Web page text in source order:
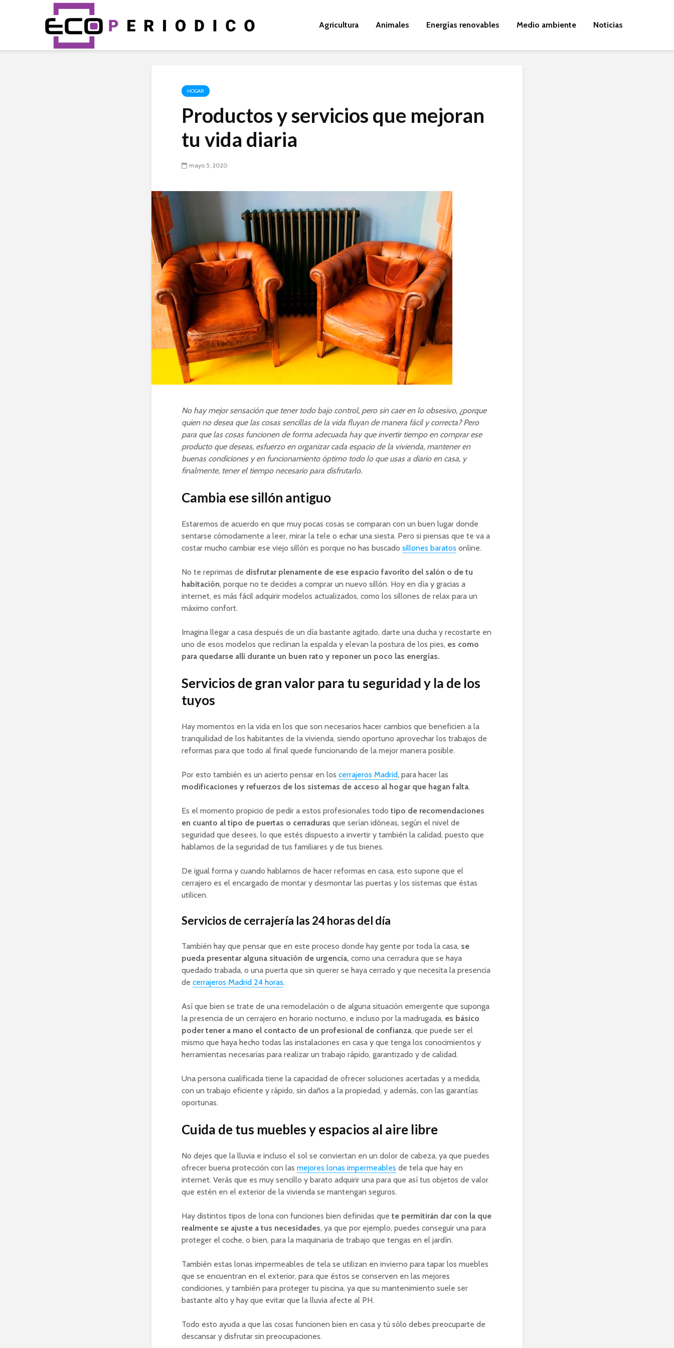
Agricultura Animales Energías renovables Medio ambiente Noticias
HOGAR
Productos y servicios que mejoran
tu vida diaria
mayo 5, 2020
No hay mejor sensación que tener todo bajo control, pero sin caer en lo obsesivo, ¿porque
quien no desea que las cosas sencillas de la vida fluyan de manera fácil y correcta? Pero
para que las cosas funcionen de forma adecuada hay que invertir tiempo en comprar ese
producto que deseas, esfuerzo en organizar cada espacio de la vivienda, mantener en
buenas condiciones y en funcionamiento óptimo todo lo que usas a diario en casa, y
finalmente, tener el tiempo necesario para disfrutarlo.
Cambia ese sillón antiguo
Estaremos de acuerdo en que muy pocas cosas se comparan con un buen lugar donde
sentarse cómodamente a leer, mirar la tele o echar una siesta. Pero si piensas que te va a
costar mucho cambiar ese viejo sillón es porque no has buscado sillones baratos online.
No te reprimas de disfrutar plenamente de ese espacio favorito del salón o de tu
habitación, porque no te decides a comprar un nuevo sillón. Hoy en día y gracias a
internet, es más fácil adquirir modelos actualizados, como los sillones de relax para un
máximo confort.
Imagina llegar a casa después de un día bastante agitado, darte una ducha y recostarte en
uno de esos modelos que reclinan la espalda y elevan la postura de los pies, es como
para quedarse allí durante un buen rato y reponer un poco las energías.
Servicios de gran valor para tu seguridad y la de los
tuyos
Hay momentos en la vida en los que son necesarios hacer cambios que beneficien a la
tranquilidad de los habitantes de la vivienda, siendo oportuno aprovechar los trabajos de
reformas para que todo al final quede funcionando de la mejor manera posible.
Por esto también es un acierto pensar en los cerrajeros Madrid, para hacer las
modificaciones y refuerzos de los sistemas de acceso al hogar que hagan falta.
Es el momento propicio de pedir a estos profesionales todo tipo de recomendaciones
en cuanto al tipo de puertas o cerraduras que serían idóneas, según el nivel de
seguridad que desees, lo que estés dispuesto a invertir y también la calidad, puesto que
hablamos de la seguridad de tus familiares y de tus bienes.
De igual forma y cuando hablamos de hacer reformas en casa, esto supone que el
cerrajero es el encargado de montar y desmontar las puertas y los sistemas que éstas
utilicen.
Servicios de cerrajería las 24 horas del día
También hay que pensar que en este proceso donde hay gente por toda la casa, se
pueda presentar alguna situación de urgencia, como una cerradura que se haya
quedado trabada, o una puerta que sin querer se haya cerrado y que necesita la presencia
de cerrajeros Madrid 24 horas.
Así que bien se trate de una remodelación o de alguna situación emergente que suponga
la presencia de un cerrajero en horario nocturno, e incluso por la madrugada, es básico
poder tener a mano el contacto de un profesional de confianza, que puede ser el
mismo que haya hecho todas las instalaciones en casa y que tenga los conocimientos y
herramientas necesarias para realizar un trabajo rápido, garantizado y de calidad.
Una persona cualificada tiene la capacidad de ofrecer soluciones acertadas y a medida,
con un trabajo eficiente y rápido, sin daños a la propiedad, y además, con las garantías
oportunas.
Cuida de tus muebles y espacios al aire libre
No dejes que la lluvia e incluso el sol se conviertan en un dolor de cabeza, ya que puedes
ofrecer buena protección con las mejores lonas impermeables de tela que hay en
internet. Verás que es muy sencillo y barato adquirir una para que así tus objetos de valor
que estén en el exterior de la vivienda se mantengan seguros.
Hay distintos tipos de lona con funciones bien definidas que te permitirán dar con la que
realmente se ajuste a tus necesidades, ya que por ejemplo, puedes conseguir una para
proteger el coche, o bien, para la maquinaria de trabajo que tengas en el jardín.
También estas lonas impermeables de tela se utilizan en invierno para tapar los muebles
que se encuentran en el exterior, para que éstos se conserven en las mejores
condiciones, y también para proteger tu piscina, ya que su mantenimiento suele ser
bastante alto y hay que evitar que la lluvia afecte al PH.
Todo esto ayuda a que las cosas funcionen bien en casa y tú sólo debes preocuparte de
descansar y disfrutar sin preocupaciones.